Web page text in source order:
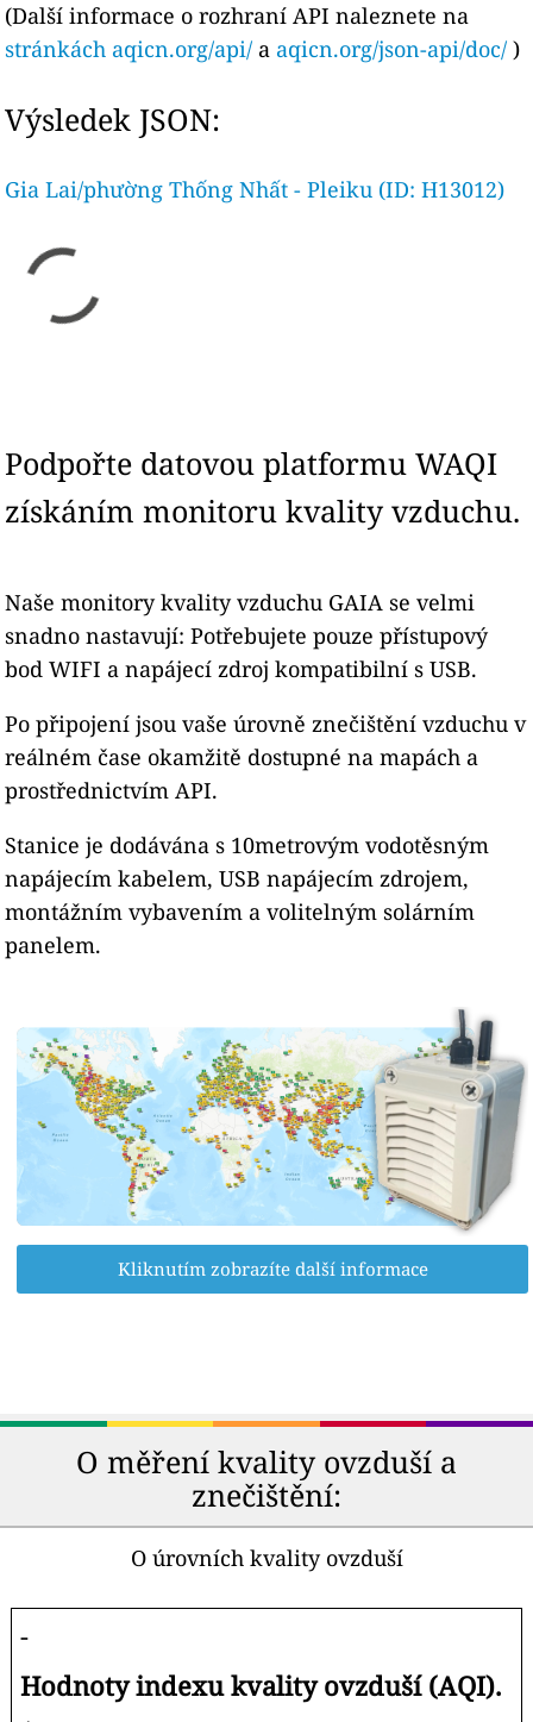
(Další informace o rozhraní API naleznete na
stránkách aqicn.org/api/ a aqicn.org/json-api/doc/ )
Výsledek JSON:
Gia Lai/phường Thống Nhất - Pleiku (ID: H13012)
Podpořte datovou platformu WAQI
získáním monitoru kvality vzduchu.
Naše monitory kvality vzduchu GAIA se velmi
snadno nastavují: Potřebujete pouze přístupový
bod WIFI a napájecí zdroj kompatibilní s USB.
Po připojení jsou vaše úrovně znečištění vzduchu v
reálném čase okamžitě dostupné na mapách a
prostřednictvím API.
Stanice je dodávána s 10metrovým vodotěsným
napájecím kabelem, USB napájecím zdrojem,
montážním vybavením a volitelným solárním
panelem.
Kliknutím zobrazíte další informace
O měření kvality ovzduší a
znečištění:
O úrovních kvality ovzduší
-
Hodnoty indexu kvality ovzduší (AQI).